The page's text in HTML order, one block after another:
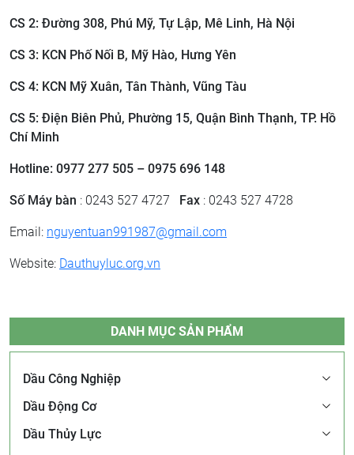
CS 2: ​Đường 308, Phú Mỹ, Tự Lập, Mê Linh, Hà Nội
CS 3: ​KCN Phố Nối B, Mỹ Hào, Hưng Yên
CS 4: KCN Mỹ Xuân, Tân Thành, Vũng Tàu
CS 5: Điện Biên Phủ, Phường 15, Quận Bình Thạnh, TP. Hồ
Chí Minh
Hotline: 0977 277 505 – 0975 696 148
Số Máy bàn : 0243 527 4727 Fax : 0243 527 4728
Email: nguyentuan991987@gmail.com
Website: Dauthuyluc.org.vn
DANH MỤC SẢN PHẨM
Dầu Công Nghiệp
Dầu Động Cơ
Dầu Thủy Lực